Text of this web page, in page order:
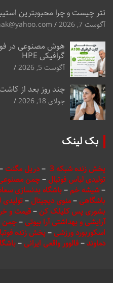
تتر چیست و چرا محبوبترین
آگوست 7, 2026
هوش مصنوعی در
گرافیکی HPE
آگوست 5, 2026
چند روز بعد از
جولای 18, 2026
بک لینک
پخش زنده شبکه 3 –دریل مگنت
تولیدی لباس فوتبال –چمن مصنوعی
–شیشه خم–باشگاه بدنسازی
باشگاهی –منوی دیجیتال –
بشوری پس کلیلک کن –قیمت و
آرایشی و بهداشتی آرا بیوتی –چمن
اسکوربورد ورزشی –پخش زنده
دماوند–فالوور واقعی ایرانی –